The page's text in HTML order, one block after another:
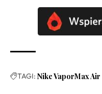
TAGI: Nike VaporMax Air